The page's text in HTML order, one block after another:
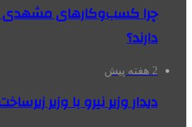
چرا کسب‌وکارهای مشهدی
دارند؟
2 هفته پیش
دیدار وزیر نیرو با وزیر